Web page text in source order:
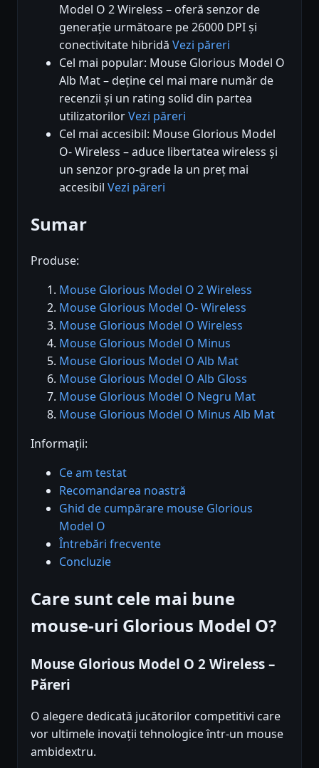
Model O 2 Wireless – oferă senzor de
generație următoare pe 26000 DPI și
conectivitate hibridă Vezi păreri
Cel mai popular: Mouse Glorious Model O
Alb Mat – deține cel mai mare număr de
recenzii și un rating solid din partea
utilizatorilorVezi păreri
Cel mai accesibil: Mouse Glorious Model
O- Wireless – aduce libertatea wireless și
un senzor pro-grade la un preț mai
accesibil Vezi păreri
Sumar
Produse:
Mouse Glorious Model O 2 Wireless
Mouse Glorious Model O- Wireless
Mouse Glorious Model O Wireless
Mouse Glorious Model O Minus
Mouse Glorious Model O Alb Mat
Mouse Glorious Model O Alb Gloss
Mouse Glorious Model O Negru Mat
Mouse Glorious Model O Minus Alb Mat
Informații:
Ce am testat
Recomandarea noastră
Ghid de cumpărare mouse Glorious
Model O
Întrebări frecvente
Concluzie
Care sunt cele mai bune
mouse-uri Glorious Model O?
Mouse Glorious Model O 2 Wireless –
Păreri
O alegere dedicată jucătorilor competitivi care
vor ultimele inovații tehnologice într-un mouse
ambidextru.